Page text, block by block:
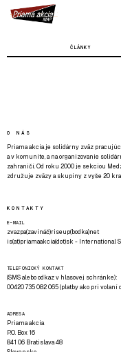
ČLÁNKY
O NÁS
Priama akcia je solidárny zväz
a v komunite, a na organizovanie
zahraničí. Od roku 2000 je sekciou
združuje zväzy a skupiny z vyše 20
KONTAKTY
E-MAIL
zvazpa(zavináč)riseup(bodka)net
is(at)priamaakcia(dot)sk - International
TELEFONICKÝ KONTAKT
(SMS alebo odkaz v hlasovej schránke):
00420 735 082 065 (platby ako pri
ADRESA
Priama akcia
P.O. Box 16
841 06 Bratislava 48